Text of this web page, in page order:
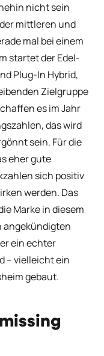
nicht sein
mittleren und
mal bei einem
startet der Edel-
Plug-In Hybrid,
Zielgruppe
es im Jahr
das wird
sein. Für die
eher gute
sich positiv
werden. Das
Marke in diesem
angekündigten
ein echter
– vielleicht ein
gebaut.